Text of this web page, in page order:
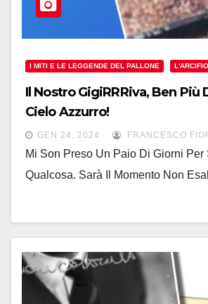
I MITI E LE LEGGENDE DEL PALLONE
Il Nostro GigiRRRiva, Ben Più
Cielo Azzurro!
GEN 24, 2024 FRANCESCO
Mi Son Preso Un Paio Di Giorni Per
Qualcosa. Sarà Il Momento Non